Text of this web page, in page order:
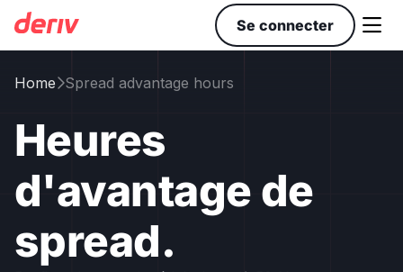
Se connecter 
HomeSpread advantage hours
Heures
d'avantage de
spread.